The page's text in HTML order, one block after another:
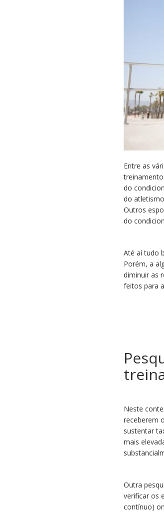
Entre as
do
do
Outros
do
Até aí tudo
Porém, a
diminuir as
feitos para
Neste
receberem
sustentar
mais
Outra
verificar os
contínuo)